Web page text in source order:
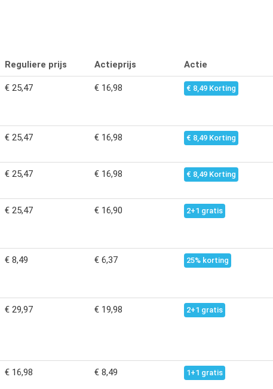
Reguliere prijs Actieprijs Actie
€ 25,47 € 16,98 € 8,49 Korting
€ 25,47 € 16,98 € 8,49 Korting
€ 25,47 € 16,98 € 8,49 Korting
€ 25,47 € 16,90 2+1 gratis
€ 8,49 € 6,37 25% korting
€ 29,97 € 19,98 2+1 gratis
€ 16,98 € 8,49 1+1 gratis